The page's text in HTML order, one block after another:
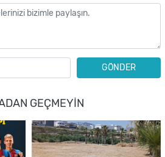
GÖNDER
GEÇMEYIN